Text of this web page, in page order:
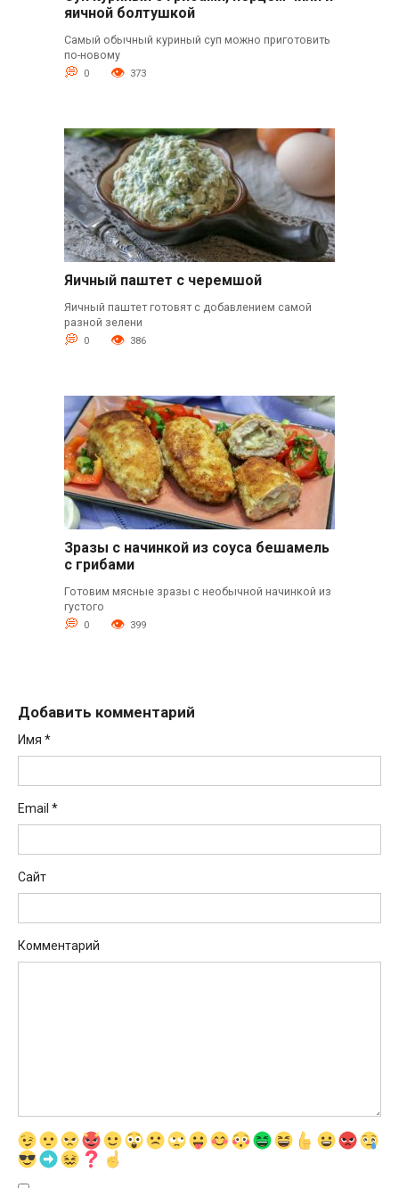
яичной болтушкой
Самый обычный куриный суп можно приготовить
по-новому
0 373
Яичный паштет с черемшой
Яичный паштет готовят с добавлением самой
разной зелени
0 386
Зразы с начинкой из соуса бешамель
с грибами
Готовим мясные зразы с необычной начинкой из
густого
0 399
Добавить комментарий
Имя *
Email *
Сайт
Комментарий